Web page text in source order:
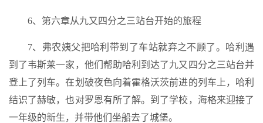
6、第六章从九又四分之三站台开始的旅程
7、弗农姨父把哈利带到了车站就弃之不顾了。哈利遇
到了韦斯莱一家，他们帮助哈利到达了九又四分之三站台并
登上了列车。在划破夜色向着霍格沃茨前进的列车上，哈利
结识了赫敏，也对罗恩有所了解。到了学校，海格来迎接了
一年级的新生，并带他们坐船去了城堡。